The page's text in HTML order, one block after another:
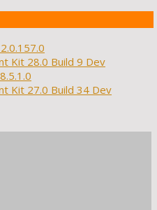
Kit 28.0 Build 9 Dev
Kit 27.0 Build 34 Dev